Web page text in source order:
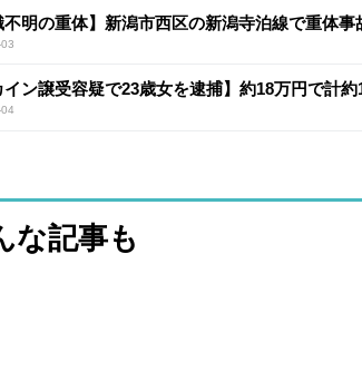
不明の重体】新潟市西区の新潟寺泊線で重体
イン譲受容疑で23歳女を逮捕】約18万円で計
な記事も